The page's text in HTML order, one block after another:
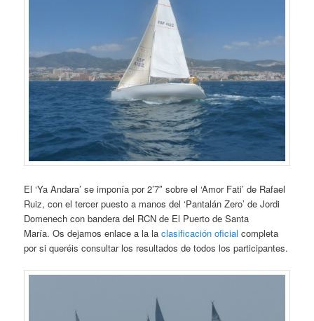
El ‘Ya Andara’ se imponía por 2’7″ sobre el ‘Amor Fati’ de Rafael
Ruiz, con el tercer puesto a manos del ‘Pantalán Zero’ de Jordi
Domenech con bandera del RCN de El Puerto de Santa
María. Os dejamos enlace a la laclasificación oficial completa
por si queréis consultar los resultados de todos los participantes.